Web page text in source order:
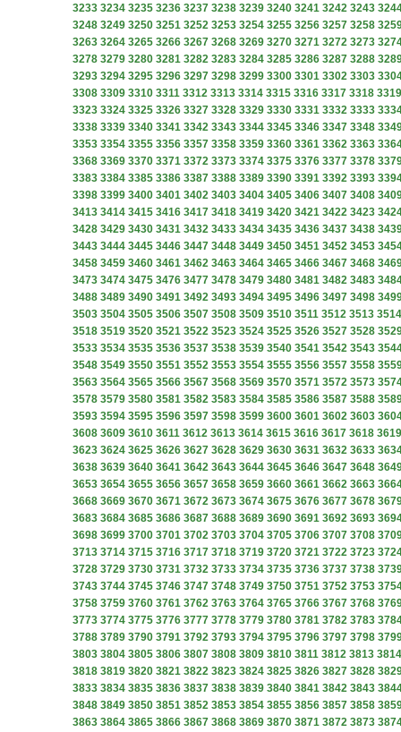
3233 3234 3235 3236 3237 3238 3239 3240 3241 3242 3243
3248 3249 3250 3251 3252 3253 3254 3255 3256 3257 3258
3263 3264 3265 3266 3267 3268 3269 3270 3271 3272 3273
3278 3279 3280 3281 3282 3283 3284 3285 3286 3287 3288
3293 3294 3295 3296 3297 3298 3299 3300 3301 3302 3303
3308 3309 3310 3311 3312 3313 3314 3315 3316 3317 3318 3319
3323 3324 3325 3326 3327 3328 3329 3330 3331 3332 3333
3338 3339 3340 3341 3342 3343 3344 3345 3346 3347 3348
3353 3354 3355 3356 3357 3358 3359 3360 3361 3362 3363
3368 3369 3370 3371 3372 3373 3374 3375 3376 3377 3378
3383 3384 3385 3386 3387 3388 3389 3390 3391 3392 3393
3398 3399 3400 3401 3402 3403 3404 3405 3406 3407 3408
3413 3414 3415 3416 3417 3418 3419 3420 3421 3422 3423
3428 3429 3430 3431 3432 3433 3434 3435 3436 3437 3438
3443 3444 3445 3446 3447 3448 3449 3450 3451 3452 3453
3458 3459 3460 3461 3462 3463 3464 3465 3466 3467 3468
3473 3474 3475 3476 3477 3478 3479 3480 3481 3482 3483
3488 3489 3490 3491 3492 3493 3494 3495 3496 3497 3498
3503 3504 3505 3506 3507 3508 3509 3510 3511 3512 3513 3514
3518 3519 3520 3521 3522 3523 3524 3525 3526 3527 3528
3533 3534 3535 3536 3537 3538 3539 3540 3541 3542 3543
3548 3549 3550 3551 3552 3553 3554 3555 3556 3557 3558
3563 3564 3565 3566 3567 3568 3569 3570 3571 3572 3573
3578 3579 3580 3581 3582 3583 3584 3585 3586 3587 3588
3593 3594 3595 3596 3597 3598 3599 3600 3601 3602 3603
3608 3609 3610 3611 3612 3613 3614 3615 3616 3617 3618 3619
3623 3624 3625 3626 3627 3628 3629 3630 3631 3632 3633
3638 3639 3640 3641 3642 3643 3644 3645 3646 3647 3648
3653 3654 3655 3656 3657 3658 3659 3660 3661 3662 3663
3668 3669 3670 3671 3672 3673 3674 3675 3676 3677 3678
3683 3684 3685 3686 3687 3688 3689 3690 3691 3692 3693
3698 3699 3700 3701 3702 3703 3704 3705 3706 3707 3708
3713 3714 3715 3716 3717 3718 3719 3720 3721 3722 3723
3728 3729 3730 3731 3732 3733 3734 3735 3736 3737 3738
3743 3744 3745 3746 3747 3748 3749 3750 3751 3752 3753
3758 3759 3760 3761 3762 3763 3764 3765 3766 3767 3768
3773 3774 3775 3776 3777 3778 3779 3780 3781 3782 3783
3788 3789 3790 3791 3792 3793 3794 3795 3796 3797 3798
3803 3804 3805 3806 3807 3808 3809 3810 3811 3812 3813 3814
3818 3819 3820 3821 3822 3823 3824 3825 3826 3827 3828
3833 3834 3835 3836 3837 3838 3839 3840 3841 3842 3843
3848 3849 3850 3851 3852 3853 3854 3855 3856 3857 3858
3863 3864 3865 3866 3867 3868 3869 3870 3871 3872 3873